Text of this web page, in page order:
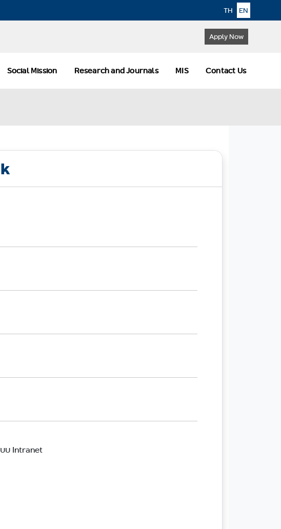
TH EN
Apply Now
Social Mission Research and Journals MIS Contact Us
บ Intranet